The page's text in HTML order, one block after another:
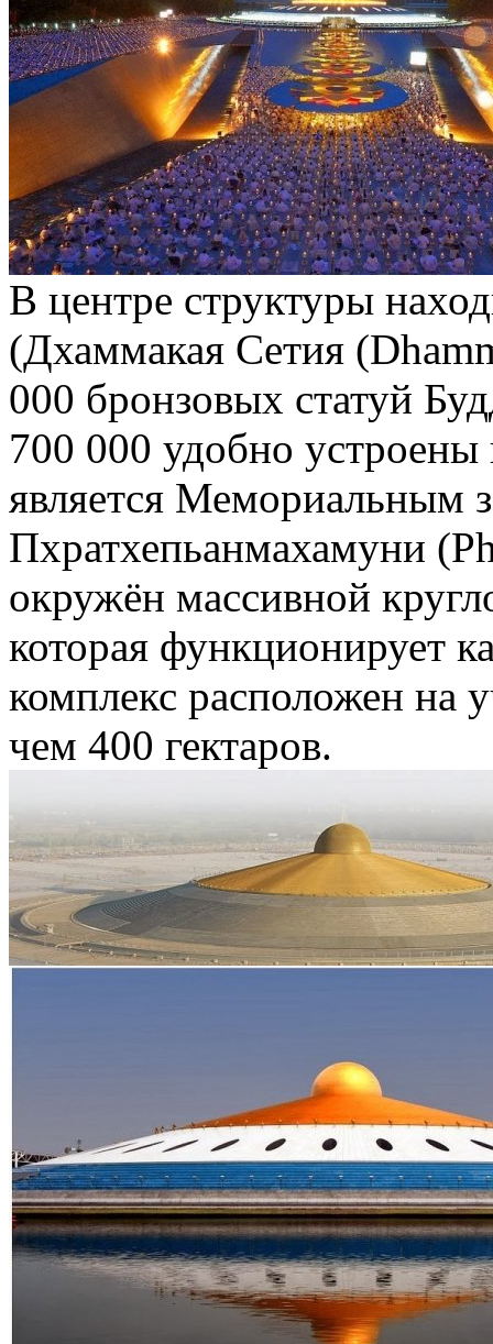
В центре структуры
(Дхаммакая Сетия
000 бронзовых статуй
700 000 удобно
является Мемориальным
Пхратхепьанмахамуни
окружён массивной
которая функционирует
комплекс расположен на
чем 400 гектаров.